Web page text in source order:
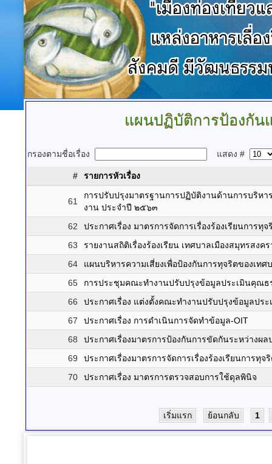
แผนปฏิบัติการป้องกัน
กรองตามชื่อเรื่อง แสดง #
# รายการหัวเรื่อง
61
การปรับปรุงมาตรฐานการปฏิบัติงานด้านการบริห
งาน ประจำปี ๒๕๖๓
62
ประกาศเรื่อง มาตรการจัดการเรื่องร้องเรียนการทุจ
63
รายงานสถิติเรื่องร้องเรียน เทศบาลเมืองสมุทรสง
64
แผนบริหารความเสี่ยงเพื่อป้องกันการทุจริตของเ
65
การประชุมคณะทำงานปรับปรุงข้อมูลประเมินคุณธ
66
ประกาศเรื่อง แต่งตั้งคณะทำงานปรับปรุงข้อมูลปร
67
ประกาศเรื่อง การดำเนินการจัดทำข้อมูล-OIT
68
ประกาศเรื่องมาตรการป้องกันการขัดกันระหว่าง
69
ประกาศเรื่องมาตรการจัดการเรื่องร้องเรียนการทุจ
70
ประกาศเรื่อง มาตรการตรวจสอบการใช้ดุลพินิจ
เริ่มแรก ย้อนกลับ 1